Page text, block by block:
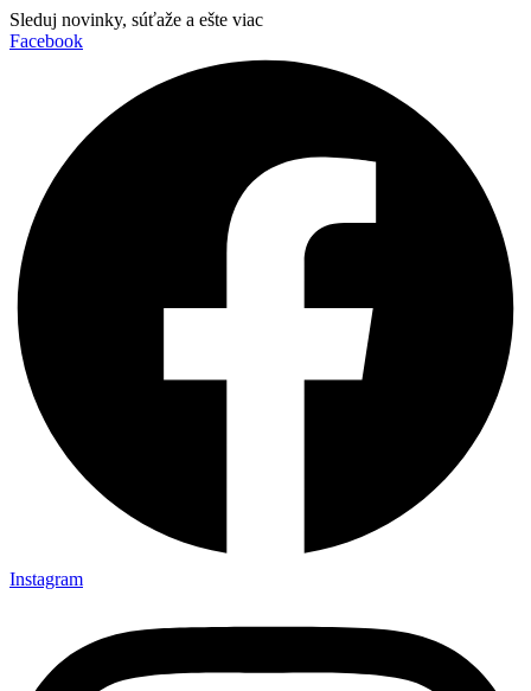
Sleduj novinky, súťaže a ešte viac
Facebook
Instagram